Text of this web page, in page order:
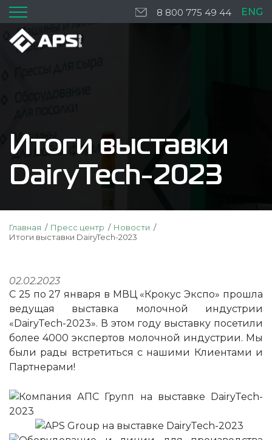
8 800 775 49 44 ENG
Итоги выставки
DairyTech-2023
Главная Пресс центр
Новости
Итоги выставки DairyTech-2023
02.02.2023
С 25 по 27 января в МВЦ «Крокус Экспо» прошла
ведущая выставка молочной индустрии
«DairyTech-2023». В этом году выставку посетили
более 4000 экспертов молочной индустрии. Мы
были рады встретиться с нашими Клиентами и
Партнерами!